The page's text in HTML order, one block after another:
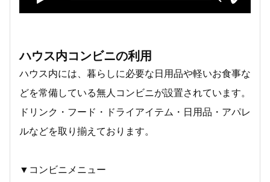
ハウス内コンビニの利用
ハウス内には、暮らしに必要な日用品や軽いお食事な
どを常備している無人コンビニが設置されています。
ドリンク・フード・ドライアイテム・日用品・アパレ
ルなどを取り揃えております。
▼コンビニメニュー